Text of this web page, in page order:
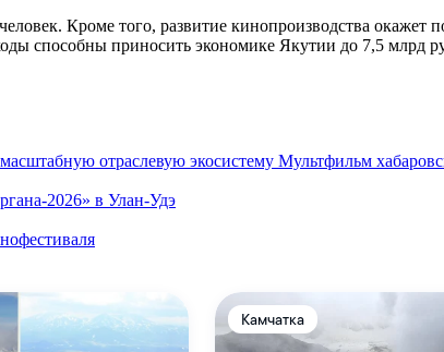
Кроме того, развитие кинопроизводства
способны приносить экономике Якутии до 7,5 млрд
отраслевую экосистему Мультфильм
2026» в Улан-Удэ